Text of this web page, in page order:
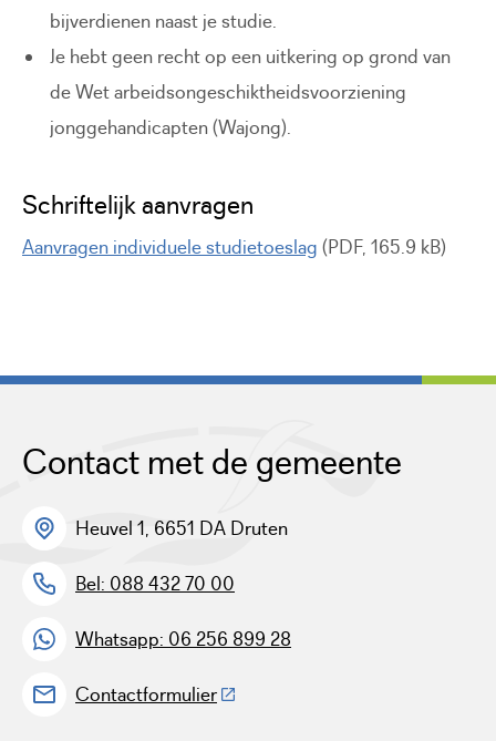
bijverdienen naast je studie.
Je hebt geen recht op een uitkering op grond van
de Wet arbeidsongeschiktheidsvoorziening
jonggehandicapten (Wajong).
Schriftelijk aanvragen
Aanvragen individuele studietoeslag (PDF, 165.9 kB)
Contact met de gemeente
Heuvel 1, 6651 DA Druten
Bel: 088 432 70 00
Whatsapp: 06 256 899 28
Contactformulier(Deze link gaat naar een externe